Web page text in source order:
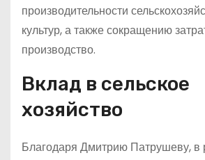
производительности
культур, а также сокращению
производство.
Вклад в сельское
хозяйство
Благодаря Дмитрию Патрушеву, в